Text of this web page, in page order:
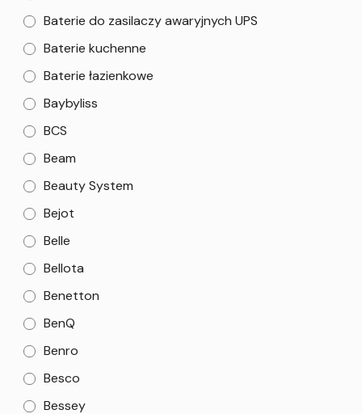
Baterie do zasilaczy awaryjnych UPS
Baterie kuchenne
Baterie łazienkowe
Baybyliss
BCS
Beam
Beauty System
Bejot
Belle
Bellota
Benetton
BenQ
Benro
Besco
Bessey